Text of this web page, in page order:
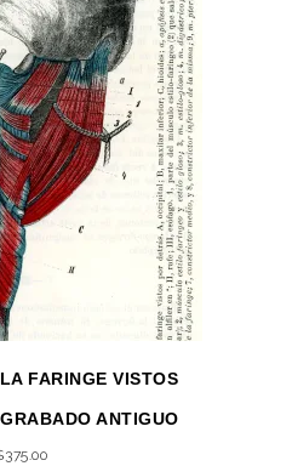
FARINGE VISTOS
ANTIGUO
375.00